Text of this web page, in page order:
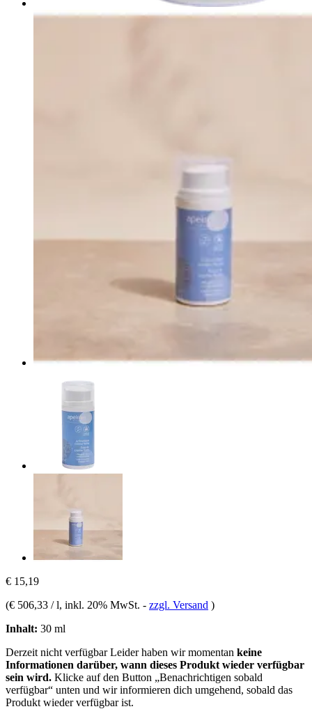
€ 15,19
(€ 506,33 / l, inkl. 20% MwSt. - zzgl. Versand )
Inhalt: 30 ml
Derzeit nicht verfügbarLeider haben wir momentan keine
Informationen darüber, wann dieses Produkt wieder verfügbar
sein wird. Klicke auf den Button „Benachrichtigen sobald
verfügbar“ unten und wir informieren dich umgehend, sobald das
Produkt wieder verfügbar ist.